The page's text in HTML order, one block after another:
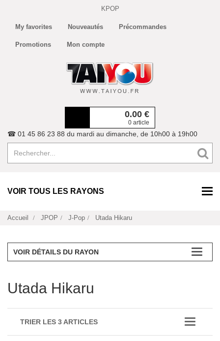
KPOP
My favorites Nouveautés Précommandes
Promotions Mon compte
0.00 €
0 article
☎ 01 45 86 23 88 du mardi au dimanche, de 10h00 à 19h00
VOIR TOUS LES RAYONS
Accueil JPOP J-Pop Utada Hikaru
VOIR DÉTAILS DU RAYON
Utada Hikaru
TRIER LES 3 ARTICLES